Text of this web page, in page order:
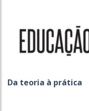
Da teoria à prática